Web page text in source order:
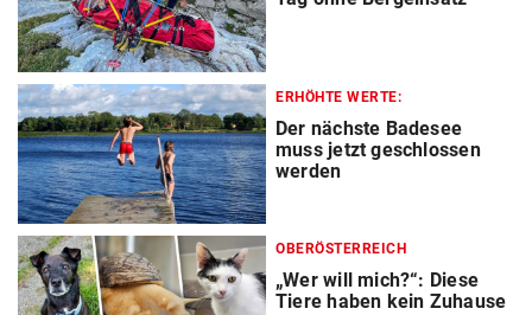
ERHÖHTE WERTE:
Der nächste Badesee
muss jetzt geschlossen
werden
OBERÖSTERREICH
„Wer will mich?“: Diese
Tiere haben kein Zuhause